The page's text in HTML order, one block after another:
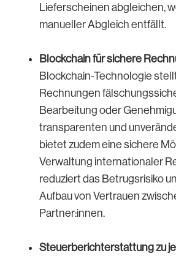
Lieferscheinen abgleichen,
manueller Abgleich entfällt.
Blockchain für sichere
Blockchain-Technologie
Rechnungen
Bearbeitung oder
transparenten und
bietet zudem eine sichere
Verwaltung internationaler
reduziert das Betrugsrisiko
Aufbau von Vertrauen
Partner:innen.
Steuerberichterstattung zu